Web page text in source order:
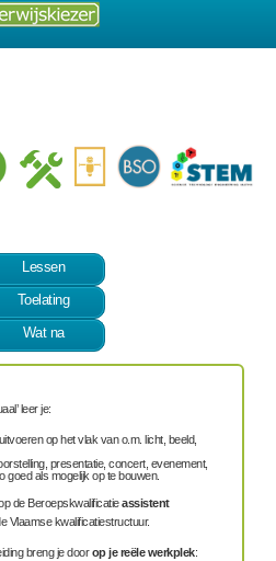
Lessen
Toelating
Wat na
leer je:
op het vlak van o.m. licht, beeld,
presentatie, concert, evenement,
als mogelijk op te bouwen.
de Beroepskwalificatieassistent
Vlaamse kwalificatiestructuur.
breng je doorop je reële werkplek: